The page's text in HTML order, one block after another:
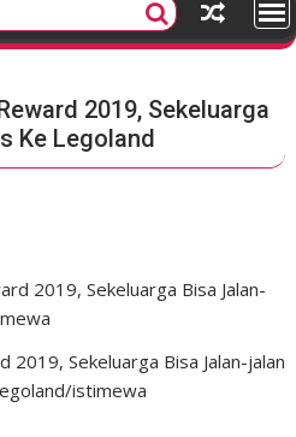
2019, Sekeluarga
Ke Legoland
Sekeluarga Bisa Jalan-jalan
istimewa